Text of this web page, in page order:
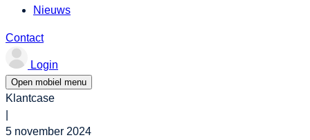
Nieuws
Contact
Login
Open mobiel menu
Klantcase
5 november 2024